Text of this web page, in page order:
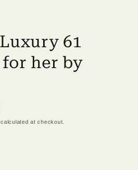
61
for her by
calculated at checkout.